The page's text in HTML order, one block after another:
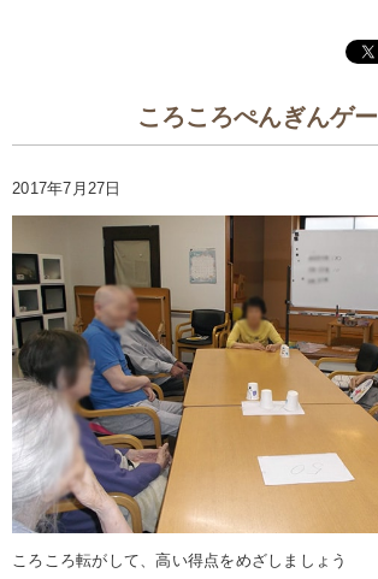
ころころぺんぎんゲ
2017年7月27日
ころころ転がして、高い得点をめざしましょう